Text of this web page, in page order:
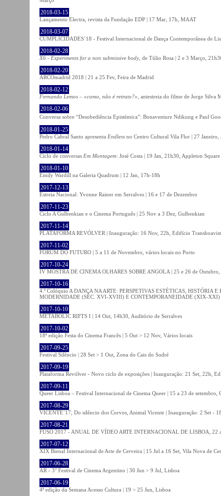
2018-03-15
Lançamento Electra, revista da Fundação EDP | 17 Mar, 17h, MAAT
2018-03-07
CUMPLICIDADES´18 - Festival Internacional de Dança Contemporânea de
2018-02-28
X6 - Experiments for a non submissive body , de Túlio Rosa | 2 e 3 Março,
2018-02-20
ARCOmadrid 2018 | 21 a 25 Fev, Feira de Madrid
2018-02-12
Fernando Lemos – «como, não é retrato?» , antestreia do filme de Jorge Silva
2018-02-06
Conversa sobre “Desobediência Epistémica”: Bonaventure Ndikung e Paul
2018-01-25
Pedro Cabral Santo apresenta Endless no Centro Cultural Vila Flor | 27 Janeiro,
2018-01-14
Ciclo de conversas Em Montagem: José Costa | 19 Jan, 21h30, Appleton Square
2018-01-10
Emily Wardill na Galeria Quadrum | 12 Jan, 17h-18h
2017-12-13
Estreia Nacional: Yvonne Rainer em Serralves | 16 e 17 de Dezembro
2017-11-23
Ciclo A Gulbenkian e o Cinema Português | 25 Nov a 3 Dez, Gulbenkian
2017-11-14
PLATAFORMA REVÓLVER | Inauguração: 16 Nov, 22h, Edifício
2017-11-02
FÓRUM DO FUTURO | 5 a 11 de Novembro, vários locais no Porto
2017-10-24
IV MOSTRA DE CINEMA OLHARES SOBRE ANGOLA | 25 e 26 de
2017-10-16
4.º Colóquio A DANÇA NA ARTE: PERSPETIVAS ESTÉTICAS, HISTÓRIA
MODERNIDADE (SÉC. XVI-XVIII) E CONTEMPORANEIDADE (XIX-XXI)
2017-10-10
METABOLIC RIFTS I | 14 Out, 14h30, Auditório de Serralves
2017-10-02
18ª edição Festa do Cinema Francês | 5 Out > 12 Nov, Vários locais
2017-09-25
Festival Silêncio | 28 Set > 1 Out, Zona do Cais do Sodré
2017-09-19
Plataforma Revólver - Novo ciclo de exposições | Inauguração: 21 Set, 22h,
2017-09-11
Queer Lisboa – Festival Internacional de Cinema Queer | 15 a 23 de setembro,
2017-08-29
VICENTE´17, Do silêncio dos Corvos, Animal Vicente | Inauguração: 2 Set -
2017-08-21
FUSO 2017 - ANUAL DE VÍDEO ARTE INTERNACIONAL DE LISBOA, 22
2017-07-12
XIX Bienal Internacional de Arte de Cerveira | 15 Jul a 16 Set, Vila Nova de
2017-06-28
AR - 3° Festival de Cinema Argentino | 30 Jun > 9 Jul, Lisboa
2017-06-19
4ª edição da Semana Acesso Cultura | 19 > 25 Jun, Lisboa